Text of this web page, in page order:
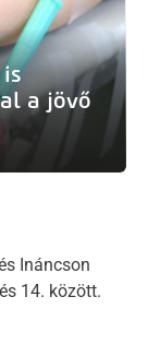
is
a jövő
Ináncson
14. között.